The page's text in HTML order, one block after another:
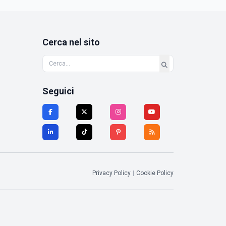
Cerca nel sito
Seguici
Privacy Policy Cookie Policy